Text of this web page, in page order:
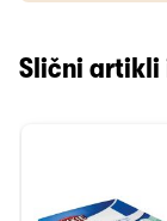
Slični artikli